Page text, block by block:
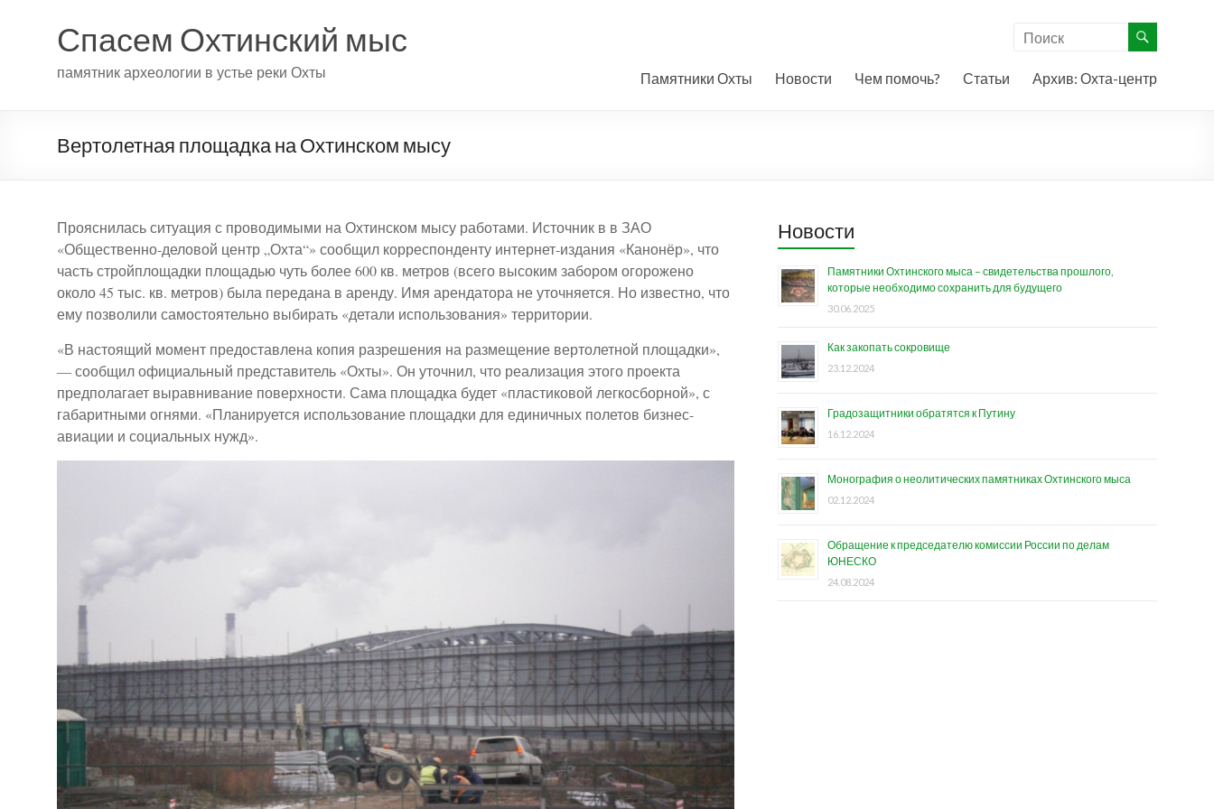
Спасем Охтинский мыс
памятник археологии в устье реки Охты Памятники Охты Новости Чем помочь? Статьи Архив: Охта-центр
Вертолетная площадка на Охтинском мысу
Прояснилась ситуация с проводимыми на Охтинском мысу работами. Источник в в ЗАО
«Общественно-деловой центр „Охта“» сообщил корреспонденту интернет-издания «Канонёр», что
часть стройплощадки площадью чуть более 600 кв. метров (всего высоким забором огорожено
около 45 тыс. кв. метров) была передана в аренду. Имя арендатора не уточняется. Но известно, что
ему позволили самостоятельно выбирать «детали использования» территории.
«В настоящий момент предоставлена копия разрешения на размещение вертолетной площадки»,
— сообщил официальный представитель «Охты». Он уточнил, что реализация этого проекта
предполагает выравнивание поверхности. Сама площадка будет «пластиковой легкосборной», с
габаритными огнями. «Планируется использование площадки для единичных полетов бизнес-
авиации и социальных нужд».
Новости
Памятники Охтинского мыса – свидетельства прошлого,
которые необходимо сохранить для будущего
30.06.2025
Как закопать сокровище
23.12.2024
Градозащитники обратятся к Путину
16.12.2024
Монография о неолитических памятниках Охтинского мыса
02.12.2024
Обращение к председателю комиссии России по делам
ЮНЕСКО
24.08.2024